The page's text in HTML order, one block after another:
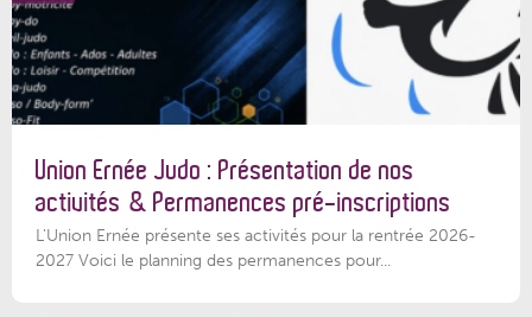
Union Ernée Judo : Présentation de nos
activités & Permanences pré-inscriptions
L'Union Ernée présente ses activités pour la rentrée 2026-
2027 Voici le planning des permanences pour...